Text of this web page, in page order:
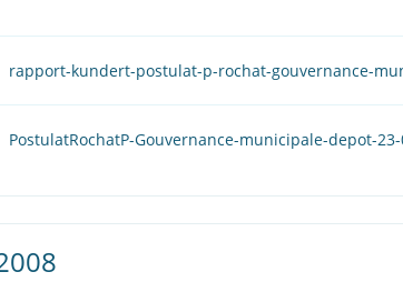
rapport-kundert-postulat-p-rochat-gouvernance-
PostulatRochatP-Gouvernance-municipale-depot-